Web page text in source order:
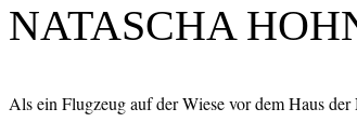
NATASCHA
Als ein Flugzeug auf der Wiese vor dem Haus